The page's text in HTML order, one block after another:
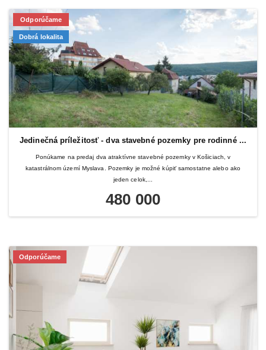
Odporúčame
Dobrá lokalita
Jedinečná príležitosť - dva stavebné pozemky pre rodinné ...
Ponúkame na predaj dva atraktívne stavebné pozemky v Košiciach, v
katastrálnom území Myslava. Pozemky je možné kúpiť samostatne alebo ako
jeden celok,...
480 000
Odporúčame